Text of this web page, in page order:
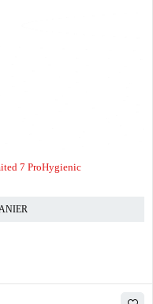
7 ProHygienic